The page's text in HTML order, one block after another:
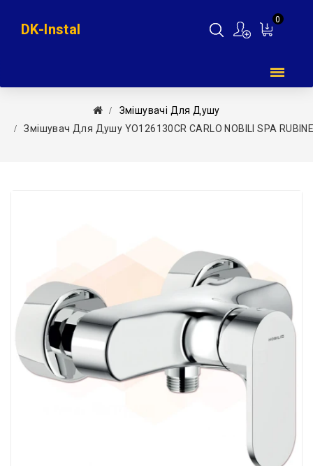
0
DK-Instal
Змішувачі Для Душу
Змішувач Для Душу YO126130CR CARLO NOBILI SPA